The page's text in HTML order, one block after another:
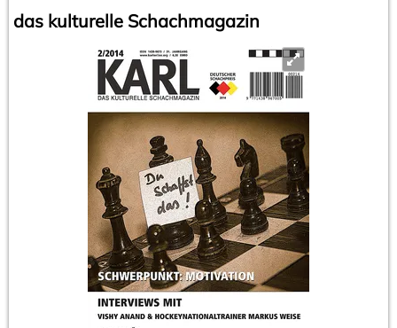
das kulturelle Schachmagazin